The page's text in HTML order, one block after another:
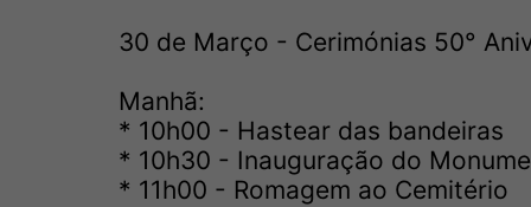
30 de Março - Cerimónias 50°
Manhã:
* 10h00 - Hastear das bandeiras
* 10h30 - Inauguração do
* 11h00 - Romagem ao Cemitério